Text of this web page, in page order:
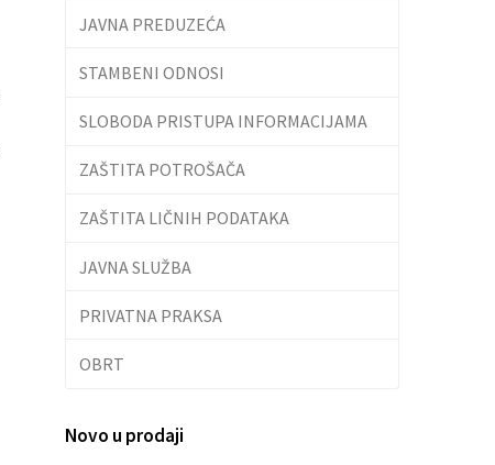
JAVNA PREDUZEĆA
STAMBENI ODNOSI
SLOBODA PRISTUPA INFORMACIJAMA
ZAŠTITA POTROŠAČA
ZAŠTITA LIČNIH PODATAKA
JAVNA SLUŽBA
PRIVATNA PRAKSA
OBRT
Novo u prodaji